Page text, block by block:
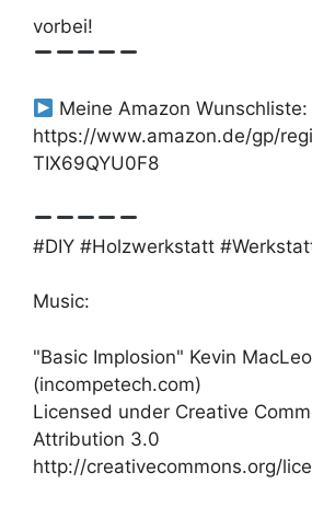
vorbei!
Meine Amazon Wunschliste:
https://www.amazon.de/gp/
TIX69QYU0F8
#DIY #Holzwerkstatt
Music:
"Basic Implosion" Kevin
(incompetech.com)
Licensed under Creative
Attribution 3.0
http://creativecommons.org/